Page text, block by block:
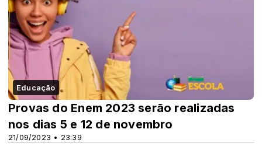
Educação
21/09/2023 • 23:39
Provas do Enem 2023 serão realizadas
nos dias 5 e 12 de novembro